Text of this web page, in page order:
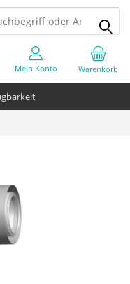
Warenkorb
Mein Konto